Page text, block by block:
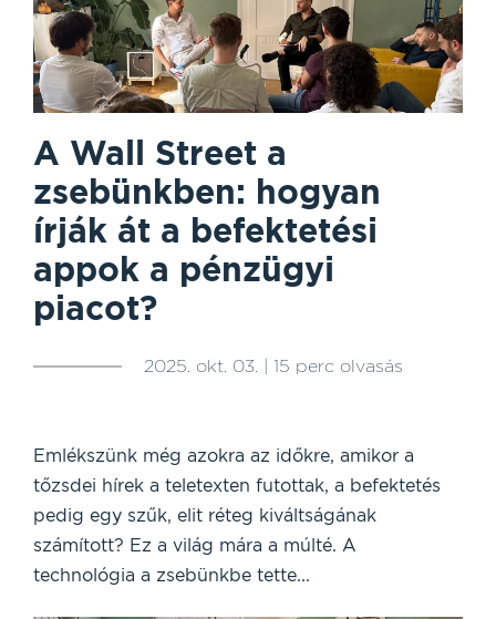
A Wall Street a
zsebünkben: hogyan
írják át a befektetési
appok a pénzügyi
piacot?
2025. okt. 03. | 15 perc olvasás
Emlékszünk még azokra az időkre, amikor a
tőzsdei hírek a teletexten futottak, a befektetés
pedig egy szűk, elit réteg kiváltságának
számított? Ez a világ mára a múlté. A
technológia a zsebünkbe tette...